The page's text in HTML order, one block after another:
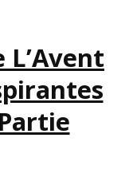
L’Avent